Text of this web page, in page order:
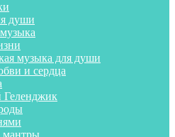
души
музыка для души
и сердца